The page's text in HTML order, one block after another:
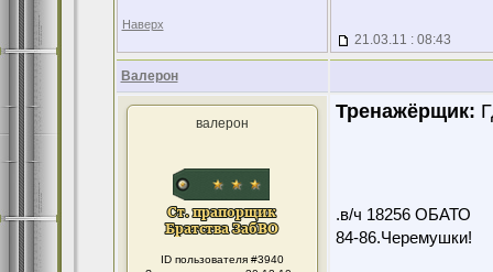
Наверх
21.03.11 : 08:43
Валерон
валерон
ID пользователя #3940
Тренажёрщик:
.в/ч 18256 ОБАТО
84-86.Черемушки!